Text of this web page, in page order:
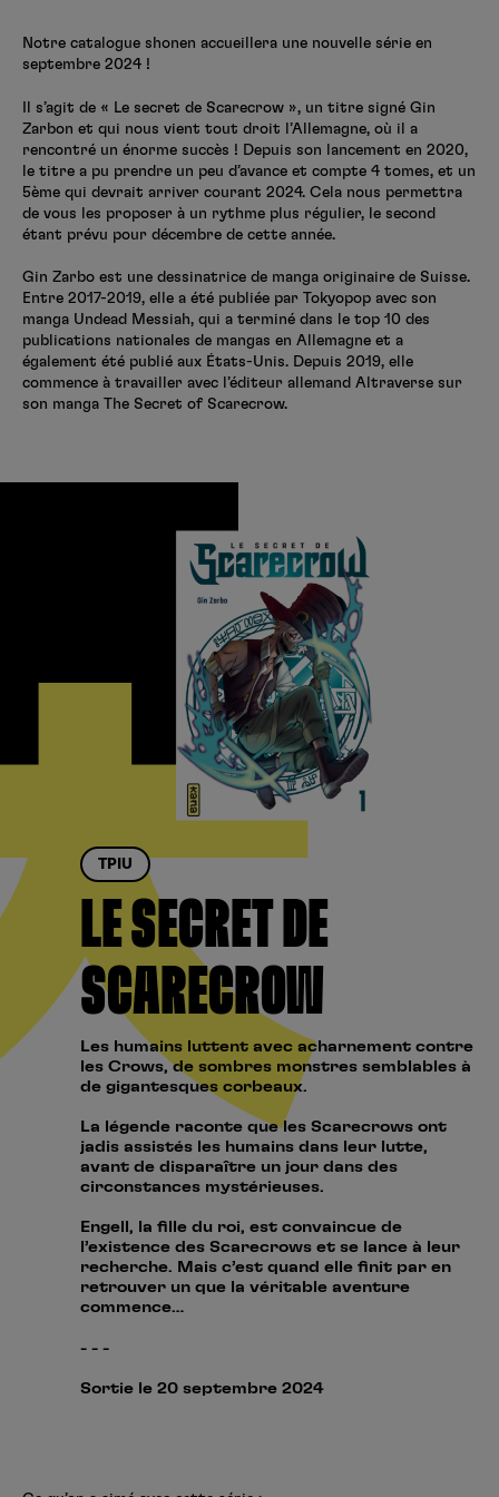
Notre catalogue shonen accueillera une nouvelle série en
septembre 2024 !
Il s’agit de « Le secret de Scarecrow », un titre signé Gin
Zarbon et qui nous vient tout droit l’Allemagne, où il a
rencontré un énorme succès ! Depuis son lancement en 2020,
le titre a pu prendre un peu d’avance et compte 4 tomes, et un
5ème qui devrait arriver courant 2024. Cela nous permettra
de vous les proposer à un rythme plus régulier, le second
étant prévu pour décembre de cette année.
Gin Zarbo est une dessinatrice de manga originaire de Suisse.
Entre 2017-2019, elle a été publiée par Tokyopop avec son
manga Undead Messiah, qui a terminé dans le top 10 des
publications nationales de mangas en Allemagne et a
également été publié aux États-Unis. Depuis 2019, elle
commence à travailler avec l’éditeur allemand Altraverse sur
son manga The Secret of Scarecrow.
TPIU
LE SECRET DE
SCARECROW
Les humains luttent avec acharnement contre
les Crows, de sombres monstres semblables à
de gigantesques corbeaux.
La légende raconte que les Scarecrows ont
jadis assistés les humains dans leur lutte,
avant de disparaître un jour dans des
circonstances mystérieuses.
Engell, la fille du roi, est convaincue de
l’existence des Scarecrows et se lance à leur
recherche. Mais c’est quand elle finit par en
retrouver un que la véritable aventure
commence…
- - -
Sortie le 20 septembre 2024
Se connecter S’inscrire
Hunter x Hunter
Black Butler